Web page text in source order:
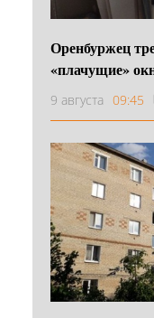
Оренбуржец
«плачущие»
9 августа 09:45